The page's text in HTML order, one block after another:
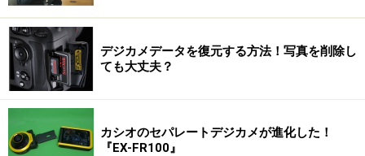
デジカメデータを復元する方法！写真を削除し
ても大丈夫？
カシオのセパレートデジカメが進化した！
『EX-FR100』